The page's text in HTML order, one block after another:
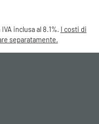
inclusa al 8.1%. I costi di
separatamente.